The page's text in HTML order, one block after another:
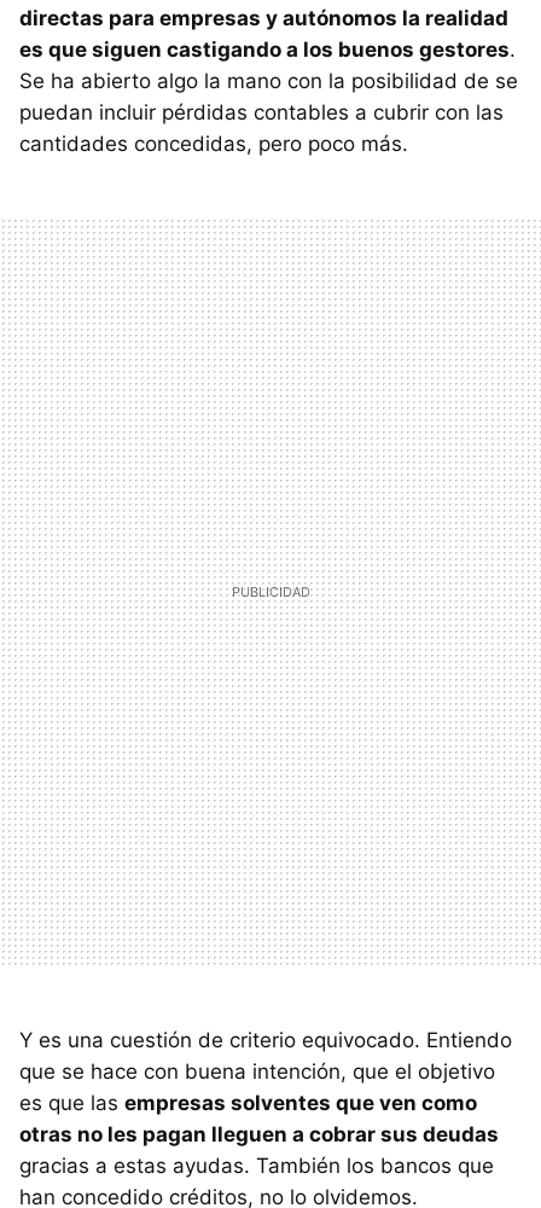
directas para empresas y autónomos la realidad
es que siguen castigando a los buenos gestores.
Se ha abierto algo la mano con la posibilidad de se
puedan incluir pérdidas contables a cubrir con las
cantidades concedidas, pero poco más.
Y es una cuestión de criterio equivocado. Entiendo
que se hace con buena intención, que el objetivo
es que las empresas solventes que ven como
otras no les pagan lleguen a cobrar sus deudas
gracias a estas ayudas. También los bancos que
han concedido créditos, no lo olvidemos.